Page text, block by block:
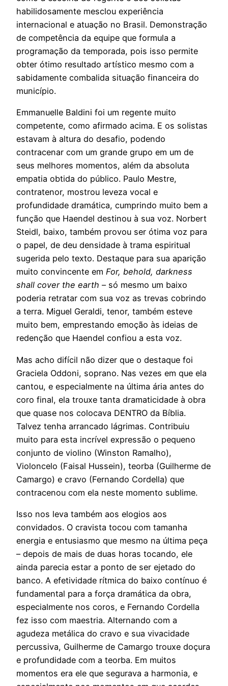
habilidosamente mesclou experiência
internacional e atuação no Brasil. Demonstração
de competência da equipe que formula a
programação da temporada, pois isso permite
obter ótimo resultado artístico mesmo com a
sabidamente combalida situação financeira do
município.
Emmanuelle Baldini foi um regente muito
competente, como afirmado acima. E os solistas
estavam à altura do desafio, podendo
contracenar com um grande grupo em um de
seus melhores momentos, além da absoluta
empatia obtida do público. Paulo Mestre,
contratenor, mostrou leveza vocal e
profundidade dramática, cumprindo muito bem a
função que Haendel destinou à sua voz. Norbert
Steidl, baixo, também provou ser ótima voz para
o papel, de deu densidade à trama espiritual
sugerida pelo texto. Destaque para sua aparição
muito convincente em For, behold, darkness
shall cover the earth – só mesmo um baixo
poderia retratar com sua voz as trevas cobrindo
a terra. Miguel Geraldi, tenor, também esteve
muito bem, emprestando emoção às ideias de
redenção que Haendel confiou a esta voz.
Mas acho difícil não dizer que o destaque foi
Graciela Oddoni, soprano. Nas vezes em que ela
cantou, e especialmente na última ária antes do
coro final, ela trouxe tanta dramaticidade à obra
que quase nos colocava DENTRO da Bíblia.
Talvez tenha arrancado lágrimas. Contribuiu
muito para esta incrível expressão o pequeno
conjunto de violino (Winston Ramalho),
Violoncelo (Faisal Hussein), teorba (Guilherme de
Camargo) e cravo (Fernando Cordella) que
contracenou com ela neste momento sublime.
Isso nos leva também aos elogios aos
convidados. O cravista tocou com tamanha
energia e entusiasmo que mesmo na última peça
– depois de mais de duas horas tocando, ele
ainda parecia estar a ponto de ser ejetado do
banco. A efetividade rítmica do baixo contínuo é
fundamental para a força dramática da obra,
especialmente nos coros, e Fernando Cordella
fez isso com maestria. Alternando com a
agudeza metálica do cravo e sua vivacidade
percussiva, Guilherme de Camargo trouxe doçura
e profundidade com a teorba. Em muitos
momentos era ele que segurava a harmonia, e